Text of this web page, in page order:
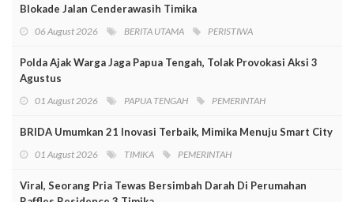
Blokade Jalan Cenderawasih Timika
06 August 2026 BERITA UTAMA PERISTIWA
Polda Ajak Warga Jaga Papua Tengah, Tolak Provokasi Aksi 3
Agustus
01 August 2026 PAPUA TENGAH PEMERINTAH
BRIDA Umumkan 21 Inovasi Terbaik, Mimika Menuju Smart City
01 August 2026 TIMIKA PEMERINTAH
Viral, Seorang Pria Tewas Bersimbah Darah Di Perumahan